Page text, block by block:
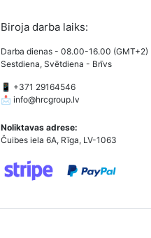
Biroja darba laiks:
Darba dienas - 08.00-16.00 (GMT+2)
Sestdiena, Svētdiena - Brīvs
📱 +371 29164546
📩 info@hrcgroup.lv
Noliktavas adrese:
Čuibes iela 6A, Rīga, LV-1063